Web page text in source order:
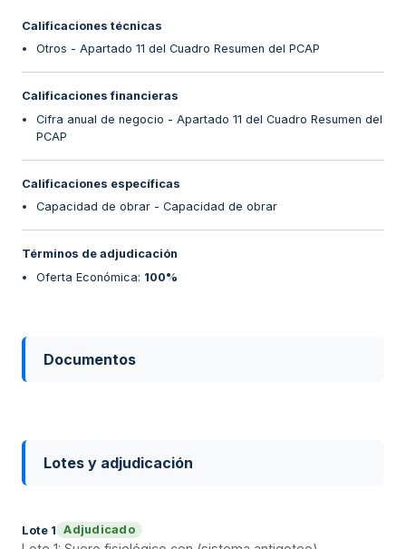
Calificaciones técnicas
Otros - Apartado 11 del Cuadro Resumen del PCAP
Calificaciones financieras
Cifra anual de negocio - Apartado 11 del Cuadro Resumen del
PCAP
Calificaciones específicas
Capacidad de obrar - Capacidad de obrar
Términos de adjudicación
Oferta Económica: 100%
Documentos
Lotes y adjudicación
Lote 1 Adjudicado